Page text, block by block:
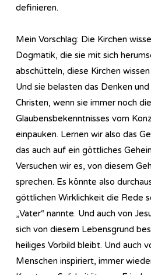
definieren.
Mein Vorschlag: Die Kirchen
Dogmatik, die sie mit sich
abschütteln, diese Kirchen
Und sie belasten das Denken
Christen, wenn sie immer noch
Glaubensbekenntnisses vom
einpauken. Lernen wir also das
das auch auf ein göttliches
Versuchen wir es, von diesem
sprechen. Es könnte also
göttlichen Wirklichkeit die Rede
„Vater“ nannte. Und auch von
sich von diesem Lebensgrund
heiliges Vorbild bleibt. Und auch
Menschen inspiriert, immer